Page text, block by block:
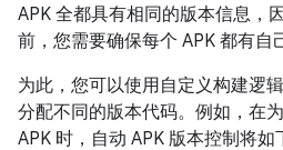
APK 全都具有相同的版本信息，
前，您需要确保每个 APK 都有自
为此，您可以使用自定义构建逻
分配不同的版本代码。例如，在
APK 时，自动 APK 版本控制将如